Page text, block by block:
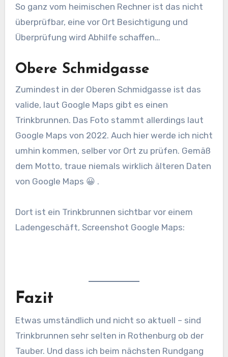
So ganz vom heimischen Rechner ist das nicht
überprüfbar, eine vor Ort Besichtigung und
Überprüfung wird Abhilfe schaffen…
Obere Schmidgasse
Zumindest in der Oberen Schmidgasse ist das
valide, laut Google Maps gibt es einen
Trinkbrunnen. Das Foto stammt allerdings laut
Google Maps von 2022. Auch hier werde ich nicht
umhin kommen, selber vor Ort zu prüfen. Gemäß
dem Motto, traue niemals wirklich älteren Daten
von Google Maps 😀 .
Dort ist ein Trinkbrunnen sichtbar vor einem
Ladengeschäft, Screenshot Google Maps:
Fazit
Etwas umständlich und nicht so aktuell – sind
Trinkbrunnen sehr selten in Rothenburg ob der
Tauber. Und dass ich beim nächsten Rundgang